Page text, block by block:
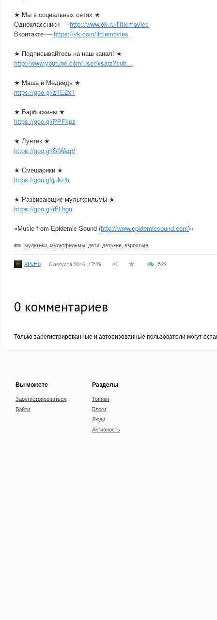
★ Мы в социальных сетях ★
Одноклассники — http://www.ok.ru/littlemovies
Вконтакте — https://vk.com/littlemovies
★ Подписывайтесь на наш канал! ★
http://www.youtube.com/user/xsarz?sub...
★ Маша и Медведь ★
https://goo.gl/zTE2xT
★ Барбоскины ★
https://goo.gl/PPFkpz
★ Лунтик ★
https://goo.gl/SIWaqV
★ Смешарики ★
https://goo.gl/jukz4i
★ Развивающие мультфильмы ★
https://goo.gl/rFLhgu
«Music from Epidemic Sound (http://www.epidemicsound.com)»
мультики мультфильмы дети детские взрослые
XPeHb 6 августа 2016, 17:39 522
0 комментариев
Только зарегистрированные и авторизованные пользователи могут
Вы можете
Зарегистрироваться
Войти
Разделы
Топики
Блоги
Люди
Активность